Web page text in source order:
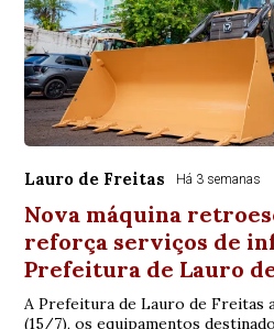
Lauro de Freitas Há 3 semanas
Nova máquina
reforça serviços de
Prefeitura de Lauro
A Prefeitura de Lauro de Freitas
(15/7), os equipamentos